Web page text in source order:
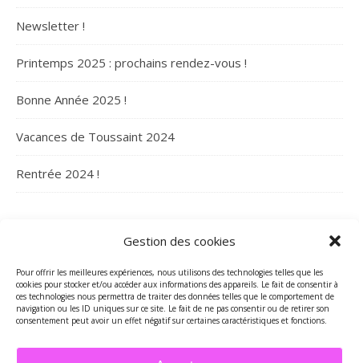
Gestion des cookies
Pour offrir les meilleures expériences, nous utilisons des technologies telles que les
cookies pour stocker et/ou accéder aux informations des appareils. Le fait de consentir à
ces technologies nous permettra de traiter des données telles que le comportement de
navigation ou les ID uniques sur ce site. Le fait de ne pas consentir ou de retirer son
consentement peut avoir un effet négatif sur certaines caractéristiques et fonctions.
Newsletter !
Printemps 2025 : prochains rendez-vous !
Bonne Année 2025 !
Vacances de Toussaint 2024
Rentrée 2024 !
ARCHIVES
Archives